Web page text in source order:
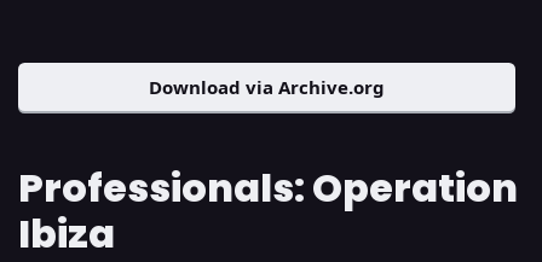
Download via Archive.org
Professionals: Operation
Ibiza